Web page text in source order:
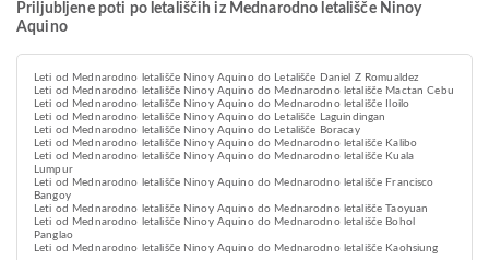
Priljubljene poti po letališčih iz Mednarodno letališče Ninoy
Aquino
Leti od Mednarodno letališče Ninoy Aquino do Letališče Daniel Z Romualdez
Leti od Mednarodno letališče Ninoy Aquino do Mednarodno letališče Mactan Cebu
Leti od Mednarodno letališče Ninoy Aquino do Mednarodno letališče Iloilo
Leti od Mednarodno letališče Ninoy Aquino do Letališče Laguindingan
Leti od Mednarodno letališče Ninoy Aquino do Letališče Boracay
Leti od Mednarodno letališče Ninoy Aquino do Mednarodno letališče Kalibo
Leti od Mednarodno letališče Ninoy Aquino do Mednarodno letališče Kuala
Lumpur
Leti od Mednarodno letališče Ninoy Aquino do Mednarodno letališče Francisco
Bangoy
Leti od Mednarodno letališče Ninoy Aquino do Mednarodno letališče Taoyuan
Leti od Mednarodno letališče Ninoy Aquino do Mednarodno letališče Bohol
Panglao
Leti od Mednarodno letališče Ninoy Aquino do Mednarodno letališče Kaohsiung